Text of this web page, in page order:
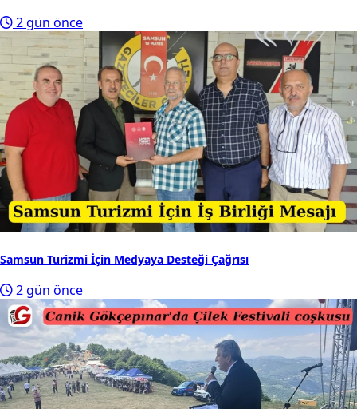
2 gün önce
Samsun Turizmi İçin Medyaya Desteği Çağrısı
2 gün önce